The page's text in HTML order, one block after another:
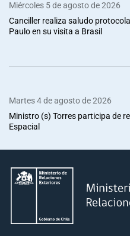
Miércoles 5 de agosto de 2026
Canciller realiza saludo
Paulo en su visita a Brasil
Martes 4 de agosto de 2026
Ministro (s) Torres participa de
Espacial